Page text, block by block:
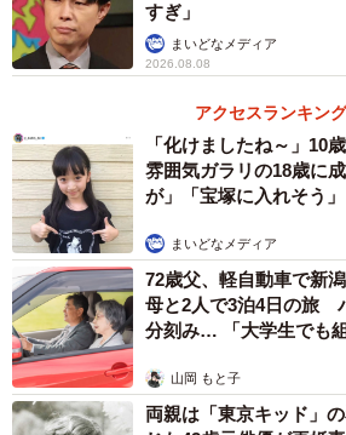
すぎ」
まいどなメディア
2026.08.08
アクセスランキング
「化けましたね～」10
雰囲気ガラリの18歳に
が」「宝塚に入れそう」
まいどなメディア
72歳父、軽自動車で新
母と2人で3泊4日の旅
分刻み… 「大学生でも
山岡 もと子
両親は「東京キッド」